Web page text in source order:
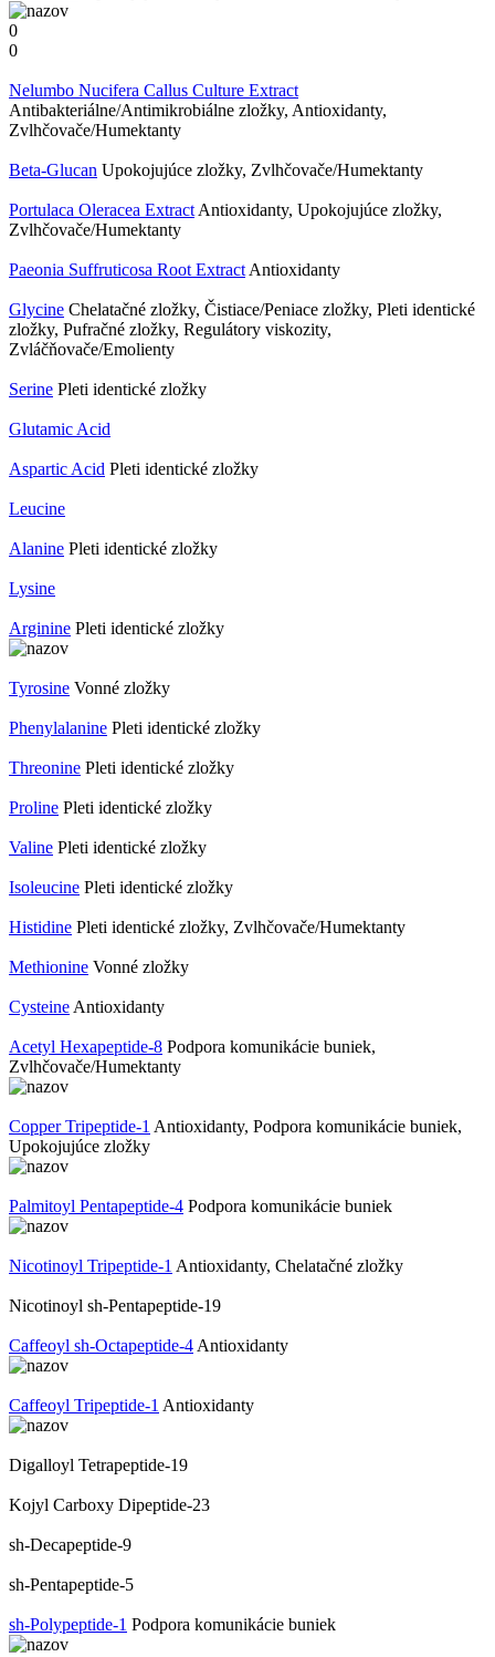
0
0
Nelumbo Nucifera Callus Culture Extract
Antibakteriálne/Antimikrobiálne zložky, Antioxidanty,
Zvlhčovače/Humektanty
Beta-Glucan Upokojujúce zložky, Zvlhčovače/Humektanty
Portulaca Oleracea Extract Antioxidanty, Upokojujúce zložky,
Zvlhčovače/Humektanty
Paeonia Suffruticosa Root Extract Antioxidanty
Glycine Chelatačné zložky, Čistiace/Peniace zložky, Pleti identické
zložky, Pufračné zložky, Regulátory viskozity,
Zvláčňovače/Emolienty
Serine Pleti identické zložky
Glutamic Acid
Aspartic Acid Pleti identické zložky
Leucine
Alanine Pleti identické zložky
Lysine
Arginine Pleti identické zložky
Tyrosine Vonné zložky
Phenylalanine Pleti identické zložky
Threonine Pleti identické zložky
Proline Pleti identické zložky
Valine Pleti identické zložky
Isoleucine Pleti identické zložky
Histidine Pleti identické zložky, Zvlhčovače/Humektanty
Methionine Vonné zložky
Cysteine Antioxidanty
Acetyl Hexapeptide-8 Podpora komunikácie buniek,
Zvlhčovače/Humektanty
Copper Tripeptide-1 Antioxidanty, Podpora komunikácie buniek,
Upokojujúce zložky
Palmitoyl Pentapeptide-4 Podpora komunikácie buniek
Nicotinoyl Tripeptide-1 Antioxidanty, Chelatačné zložky
Nicotinoyl sh-Pentapeptide-19
Caffeoyl sh-Octapeptide-4 Antioxidanty
Caffeoyl Tripeptide-1 Antioxidanty
Digalloyl Tetrapeptide-19
Kojyl Carboxy Dipeptide-23
sh-Decapeptide-9
sh-Pentapeptide-5
sh-Polypeptide-1 Podpora komunikácie buniek